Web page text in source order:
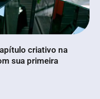
criativo na
sua primeira